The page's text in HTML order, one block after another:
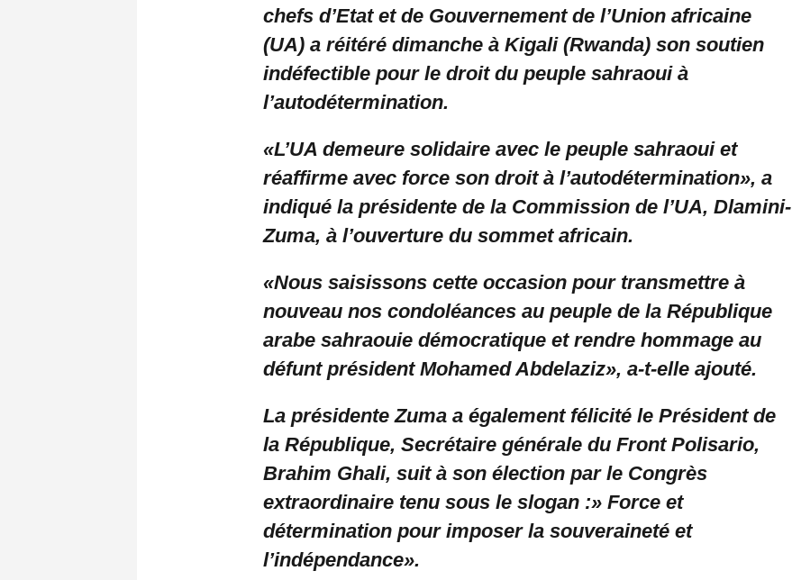
chefs d’Etat et de Gouvernement de l’Union africaine
(UA) a réitéré dimanche à Kigali (Rwanda) son soutien
indéfectible pour le droit du peuple sahraoui à
l’autodétermination.
«L’UA demeure solidaire avec le peuple sahraoui et
réaffirme avec force son droit à l’autodétermination», a
indiqué la présidente de la Commission de l’UA, Dlamini-
Zuma, à l’ouverture du sommet africain.
«Nous saisissons cette occasion pour transmettre à
nouveau nos condoléances au peuple de la République
arabe sahraouie démocratique et rendre hommage au
défunt président Mohamed Abdelaziz», a-t-elle ajouté.
La présidente Zuma a également félicité le Président de
la République, Secrétaire générale du Front Polisario,
Brahim Ghali, suit à son élection par le Congrès
extraordinaire tenu sous le slogan :» Force et
détermination pour imposer la souveraineté et
l’indépendance».